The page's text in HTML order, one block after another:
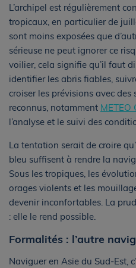
L’archipel est régulièrement
tropicaux, en particulier de
sont moins exposées que
sérieuse ne peut ignorer ce
voilier, cela signifie qu’il faut
identifier les abris fiables,
croiser les prévisions avec des
reconnus, notamment METEO
l’analyse et le suivi des
La tentation serait de croire
bleu suffisent à rendre la
Sous les tropiques, les
orages violents et les
devenir inconfortables. La
: elle le rend possible.
Formalités : l’autre
Naviguer en Asie du Sud-Est,